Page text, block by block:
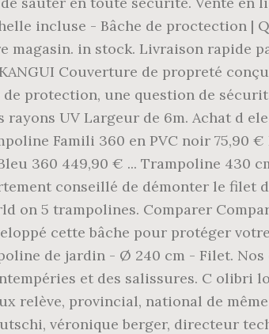
incluse - Bâche de proctection |
magasin. in stock. Livraison rapide
Couverture de propreté
protection, une question de
UV Largeur de 6m. Achat d
Famili 360 en PVC noir 75,90
360 449,90 € ... Trampoline 430
conseillé de démonter le filet
on 5 trampolines. Comparer
cette bâche pour protéger
de jardin - Ø 240 cm - Filet.
et des salissures. C olibri
relève, provincial, national de
véronique berger, directeur